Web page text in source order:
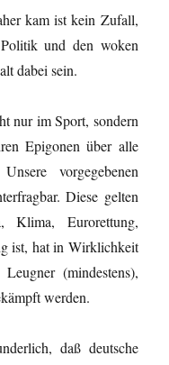
kam ist kein Zufall,
und den woken
dabei sein.
nur im Sport, sondern
Epigonen über alle
vorgegebenen
Diese gelten
Eurorettung,
ist, hat in Wirklichkeit
(mindestens),
werden.
daß deutsche